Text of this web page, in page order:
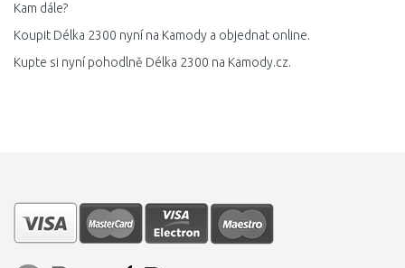
Kam dále?
Koupit Délka 2300 nyní na Kamody a objednat online.
Kupte si nyní pohodlně Délka 2300 na Kamody.cz.